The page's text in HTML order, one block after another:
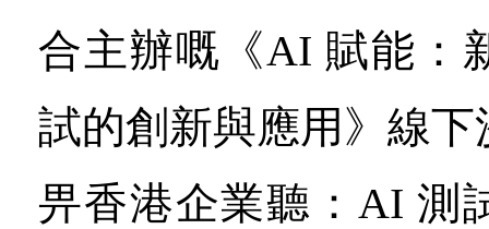
合主辦嘅《AI 賦能：
試的創新與應用》線
畀香港企業聽：AI 測